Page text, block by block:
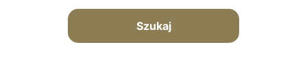
Szukaj